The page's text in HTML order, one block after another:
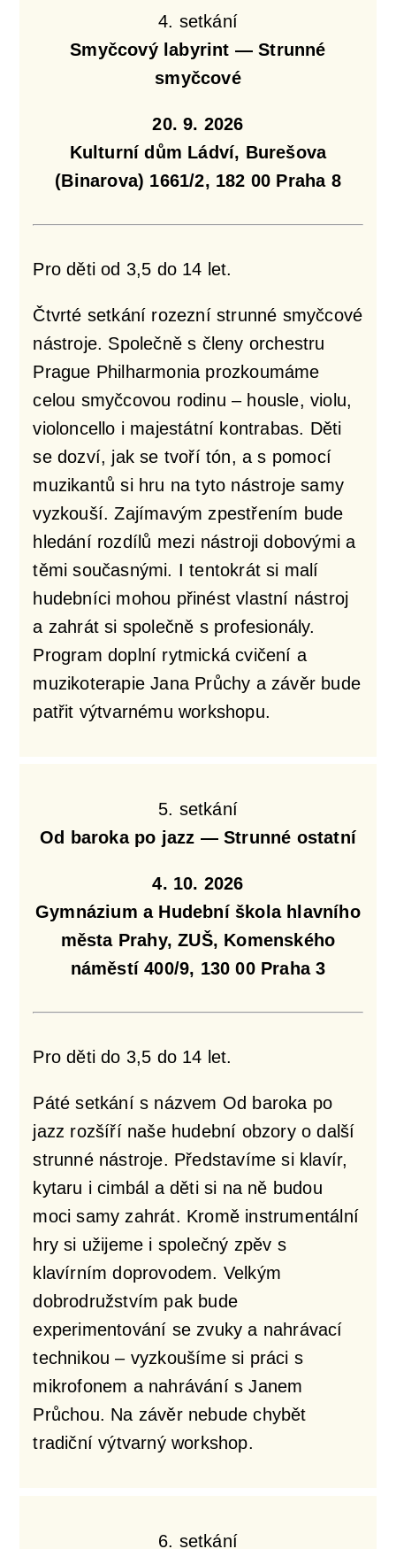
4. setkání
Smyčcový labyrint — Strunné
smyčcové
20. 9. 2026
Kulturní dům Ládví, Burešova
(Binarova) 1661/2, 182 00 Praha 8
Pro děti od 3,5 do 14 let.
Čtvrté setkání rozezní strunné smyčcové
nástroje. Společně s členy orchestru
Prague Philharmonia prozkoumáme
celou smyčcovou rodinu – housle, violu,
violoncello i majestátní kontrabas. Děti
se dozví, jak se tvoří tón, a s pomocí
muzikantů si hru na tyto nástroje samy
vyzkouší. Zajímavým zpestřením bude
hledání rozdílů mezi nástroji dobovými a
těmi současnými. I tentokrát si malí
hudebníci mohou přinést vlastní nástroj
a zahrát si společně s profesionály.
Program doplní rytmická cvičení a
muzikoterapie Jana Průchy a závěr bude
patřit výtvarnému workshopu.
5. setkání
Od baroka po jazz — Strunné ostatní
4. 10. 2026
Gymnázium a Hudební škola hlavního
města Prahy, ZUŠ, Komenského
náměstí 400/9, 130 00 Praha 3
Pro děti do 3,5 do 14 let.
Páté setkání s názvem Od baroka po
jazz rozšíří naše hudební obzory o další
strunné nástroje. Představíme si klavír,
kytaru i cimbál a děti si na ně budou
moci samy zahrát. Kromě instrumentální
hry si užijeme i společný zpěv s
klavírním doprovodem. Velkým
dobrodružstvím pak bude
experimentování se zvuky a nahrávací
technikou – vyzkoušíme si práci s
mikrofonem a nahrávání s Janem
Průchou. Na závěr nebude chybět
tradiční výtvarný workshop.
6. setkání